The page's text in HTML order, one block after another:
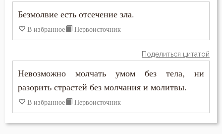
Благодать
Благочестие
Богопознание
Борьба
Ефрем Сирин
Игнатий Брянчанинов
Иларион Оптинский (Пономарёв)
Иоанн Златоуст
Иоанн Лествичник
Безмолвие есть отсечение зла.
В избранное Первоисточник
Поделиться цитатой
Невозможно молчать умом без тела, ни
разорить страстей без молчания и молитвы.
В избранное Первоисточник